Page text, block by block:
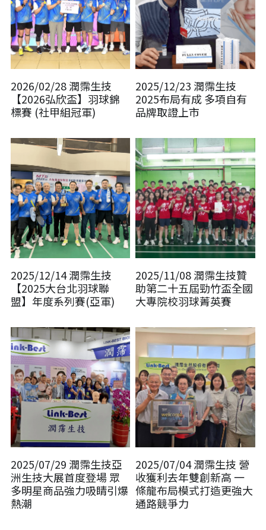
2026/02/28 潤霈生技
【2026弘欣盃】羽球錦
標賽 (社甲組冠軍)
2025/12/23 潤霈生技
2025布局有成 多項自有
品牌取證上市
2025/12/14 潤霈生技
【2025大台北羽球聯
盟】年度系列賽(亞軍)
2025/11/08 潤霈生技贊
助第二十五屆勁竹盃全國
大專院校羽球菁英賽
2025/07/29 潤霈生技亞
洲生技大展首度登場 眾
多明星商品強力吸睛引爆
熱潮
2025/07/04 潤霈生技 營
收獲利去年雙創新高 一
條龍布局模式打造更強大
通路競爭力